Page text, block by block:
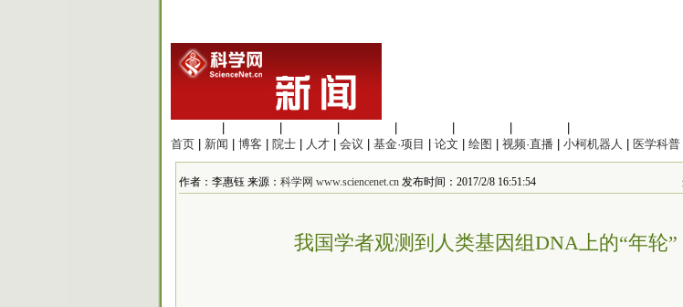
首页
新闻 博客 院士 人才 会议 基金·项目 论文 绘图 视频·直播 小柯机器人 医学科普
作者：李惠钰 来源： 科学网 www.sciencenet.cn 发布时间：2017/2/8 16:51:54
我国学者观测到人类基因组DNA上的“年轮”